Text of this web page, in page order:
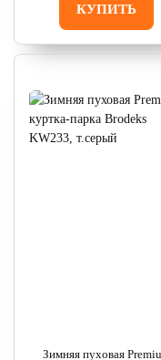
КУПИТЬ
Зимняя пуховая